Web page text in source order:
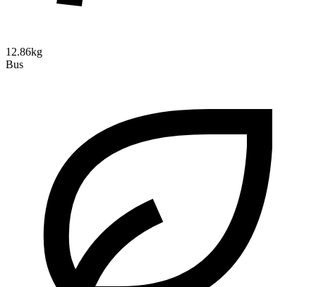
12.86kg
Bus